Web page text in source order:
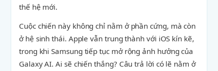
thế hệ mới.
Cuộc chiến này không chỉ nằm ở phần cứng, mà còn
ở hệ sinh thái. Apple vẫn trung thành với iOS kín kẽ,
trong khi Samsung tiếp tục mở rộng ảnh hưởng của
Galaxy AI. Ai sẽ chiến thắng? Câu trả lời có lẽ nằm ở